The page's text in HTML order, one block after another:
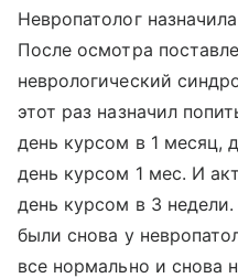
Невропатолог
После осмотра
неврологический
этот раз назначил
день курсом в 1 месяц,
день курсом 1 мес. И
день курсом в 3
были снова у
все нормально и снова